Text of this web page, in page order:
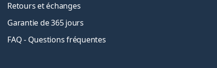
Retours et échanges
Garantie de 365 jours
FAQ - Questions fréquentes